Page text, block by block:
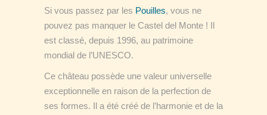
Si vous passez par les Pouilles, vous ne
pouvez pas manquer le Castel del Monte ! Il
est classé, depuis 1996, au patrimoine
mondial de l’UNESCO.
Ce château possède une valeur universelle
exceptionnelle en raison de la perfection de
ses formes. Il a été créé de l’harmonie et de la